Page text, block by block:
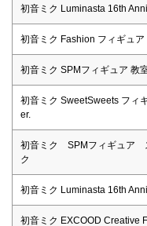
初音ミク Luminasta 16th
初音ミク Fashion フィギュ
初音ミク SPMフィギュア 教
初音ミク SweetSweets フィ
er.
初音ミク SPMフィギュア
ク
初音ミク Luminasta 16th
初音ミク EXCOOD Creative